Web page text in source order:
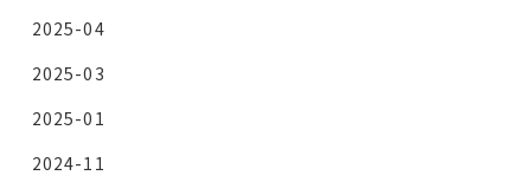
2025-04
2025-03
2025-01
2024-11